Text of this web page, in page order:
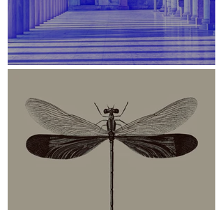
Stoa des Attalos